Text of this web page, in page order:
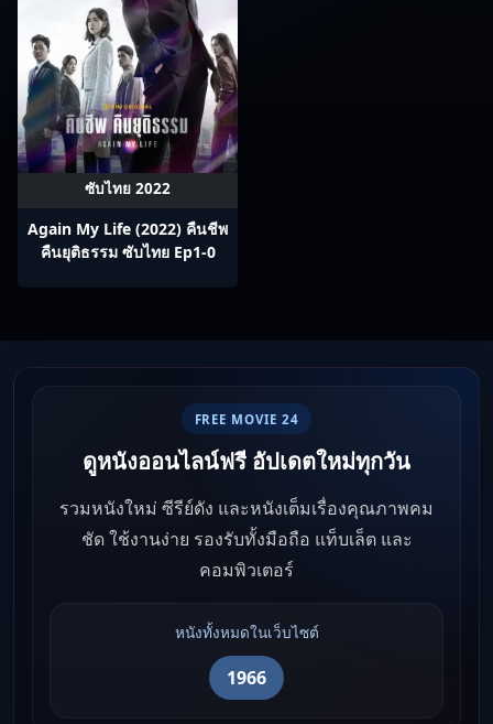
ซับไทย 2022
Again My Life (2022) คืนชีพ
คืนยุติธรรม ซับไทย Ep1-0
FREE MOVIE 24
ดูหนังออนไลน์ฟรี อัปเดตใหม่ทุกวัน
รวมหนังใหม่ ซีรีย์ดัง และหนังเต็มเรื่องคุณภาพคม
ชัด ใช้งานง่าย รองรับทั้งมือถือ แท็บเล็ต และ
คอมพิวเตอร์
หนังทั้งหมดในเว็บไซต์
1966